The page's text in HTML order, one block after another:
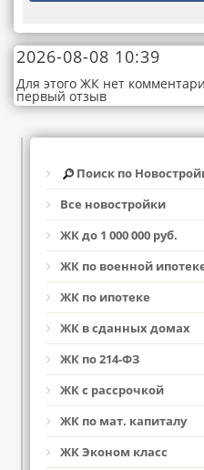
2026-08-08 10:39
Для этого ЖК нет
первый отзыв
Поиск по
Все новостройки
ЖК до 1 000 000 руб.
ЖК по военной
ЖК по ипотеке
ЖК в сданных домах
ЖК по 214-ФЗ
ЖК с рассрочкой
ЖК по мат. капиталу
ЖК Эконом класс